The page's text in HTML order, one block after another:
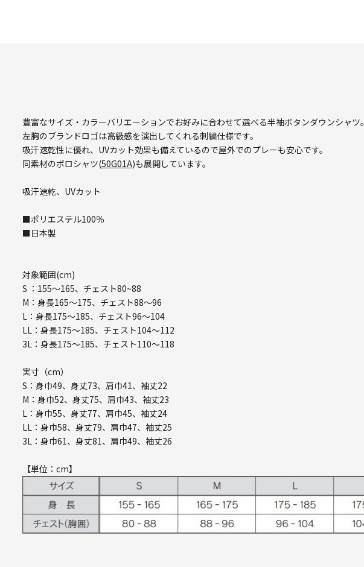
豊富なサイズ・カラーバリエーションでお好みに合わせて選べる半袖ボタンダウンシャツ。
左胸のブランドロゴは高級感を演出してくれる刺繍仕様です。
吸汗速乾性に優れ、UVカット効果も備えているので屋外でのプレーも安心です。
同素材のポロシャツ(50G01A)も展開しています。
吸汗速乾、UVカット
■ポリエステル100％
■日本製
対象範囲(cm)
S ：155～165、チェスト80~88
M：身長165～175、チェスト88～96
L：身長175～185、チェスト96～104
LL：身長175～185、チェスト104～112
3L：身長175～185、チェスト110～118
実寸（cm）
S：身巾49、身丈73、肩巾41、袖丈22
M：身巾52、身丈75、肩巾43、袖丈23
L：身巾55、身丈77、肩巾45、袖丈24
LL：身巾58、身丈79、肩巾47、袖丈25
3L：身巾61、身丈81、肩巾49、袖丈26
【単位：cm】